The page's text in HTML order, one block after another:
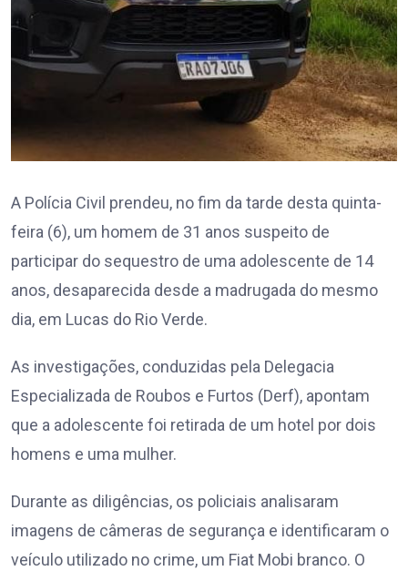
A Polícia Civil prendeu, no fim da tarde desta quinta-
feira (6), um homem de 31 anos suspeito de
participar do sequestro de uma adolescente de 14
anos, desaparecida desde a madrugada do mesmo
dia, em Lucas do Rio Verde.
As investigações, conduzidas pela Delegacia
Especializada de Roubos e Furtos (Derf), apontam
que a adolescente foi retirada de um hotel por dois
homens e uma mulher.
Durante as diligências, os policiais analisaram
imagens de câmeras de segurança e identificaram o
veículo utilizado no crime, um Fiat Mobi branco. O